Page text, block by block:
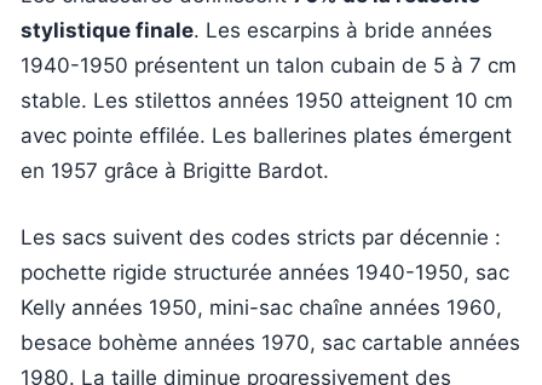
stylistique finale. Les escarpins à bride années
1940-1950 présentent un talon cubain de 5 à 7 cm
stable. Les stilettos années 1950 atteignent 10 cm
avec pointe effilée. Les ballerines plates émergent
en 1957 grâce à Brigitte Bardot.
Les sacs suivent des codes stricts par décennie :
pochette rigide structurée années 1940-1950, sac
Kelly années 1950, mini-sac chaîne années 1960,
besace bohème années 1970, sac cartable années
1980. La taille diminue progressivement des